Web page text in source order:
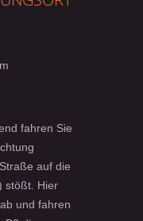
fahren Sie
auf die
stößt. Hier
und fahren